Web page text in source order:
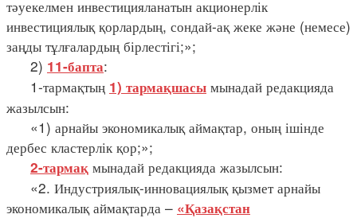
тәуекелмен инвестицияланатын акционерлік
инвестициялық қорлардың, сондай-ақ жеке және (немесе)
заңды тұлғалардың бірлестігі;»;
2) 11-бапта:
1-тармақтың 1) тармақшасы мынадай редакцияда
жазылсын:
«1) арнайы экономикалық аймақтар, оның ішінде
дербес кластерлік қор;»;
2-тармақ мынадай редакцияда жазылсын:
«2. Индустриялық-инновациялық қызмет арнайы
экономикалық аймақтарда – «Қазақстан